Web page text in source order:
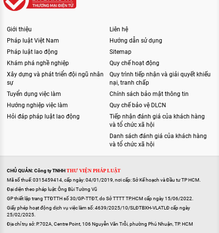
Giới thiệu
Pháp luật Việt Nam
Pháp luật lao động
Khám phá nghề nghiệp
Xây dựng và phát triển đội ngũ nhân
sự
Tuyển dụng việc làm
Hướng nghiệp việc làm
Hỏi đáp pháp luật lao động
Liên hệ
Hướng dẫn sử dụng
Sitemap
Quy chế hoạt động
Quy trình tiếp nhận và giải quyết khiếu
nại, tranh chấp
Chính sách bảo mật thông tin
Quy chế bảo vệ DLCN
Tiếp nhận đánh giá của khách hàng
và tổ chức xã hội
Danh sách đánh giá của khách hàng
và tổ chức xã hội
CHỦ QUẢN: Công ty TNHH THƯ VIỆN PHÁP LUẬT
Mã số thuế: 0315459414, cấp ngày: 04/01/2019, nơi cấp: Sở Kế hoạch và Đầu tư TP HCM.
Đại diện theo pháp luật: Ông Bùi Tường Vũ
GP thiết lập trang TTĐTTH số 30/GP-TTĐT, do Sở TTTT TP.HCM cấp ngày 15/06/2022.
Giấy phép hoạt động dịch vụ việc làm số: 4639/2025/10/SLĐTBXH-VLATLĐ cấp ngày
25/02/2025.
Địa chỉ trụ sở: P.702A, Centre Point, 106 Nguyễn Văn Trỗi, phường Phú Nhuận, TP. HCM